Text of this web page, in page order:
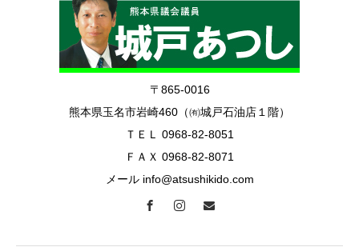
〒865-0016
熊本県玉名市岩崎460（㈲城戸石油店１階）
ＴＥＬ 0968-82-8051
ＦＡＸ 0968-82-8071
メール info@atsushikido.com